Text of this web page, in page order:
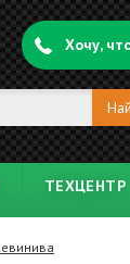
Хочу,
ТЕХЦЕНТР